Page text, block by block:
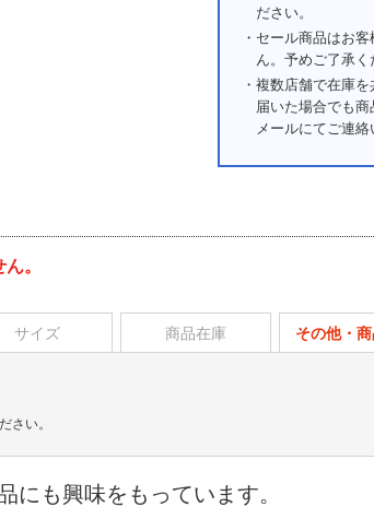
ださい。
・セール商品はお
ん。予めご了承く
・複数店舗で在庫
届いた場合でも
メールにてご連
。
サイズ 商品在庫 その他・
さい。
にも興味をもっています。